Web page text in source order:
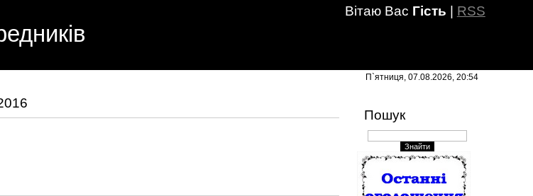
Вітаю Вас Гість RSS
П`ятниця, 07.08.2026, 20:54
Пошук